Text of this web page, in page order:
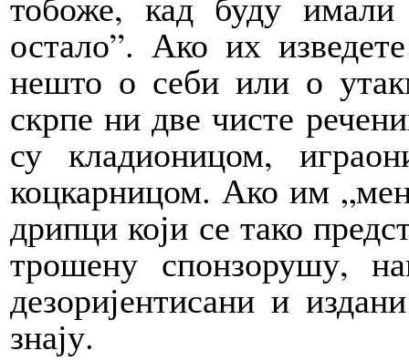
остало”. Ако их
нешто о себи или о
скрпе ни две чисте
су кладионицом,
коцкарницом. Ако им
дрипци који се тако
трошену спонзорушу,
дезоријентисани и
знају.